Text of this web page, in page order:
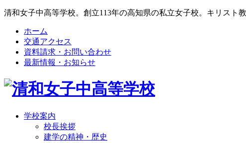
清和女子中高等学校。創立113年の高知県の私立女子校。キリスト
ホーム
交通アクセス
資料請求・お問い合わせ
最新情報・お知らせ
学校案内
校長挨拶
建学の精神・歴史